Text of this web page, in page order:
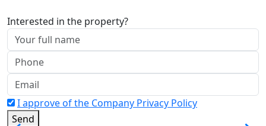
Interested in the property?
I approve of the Company Privacy Policy
Send